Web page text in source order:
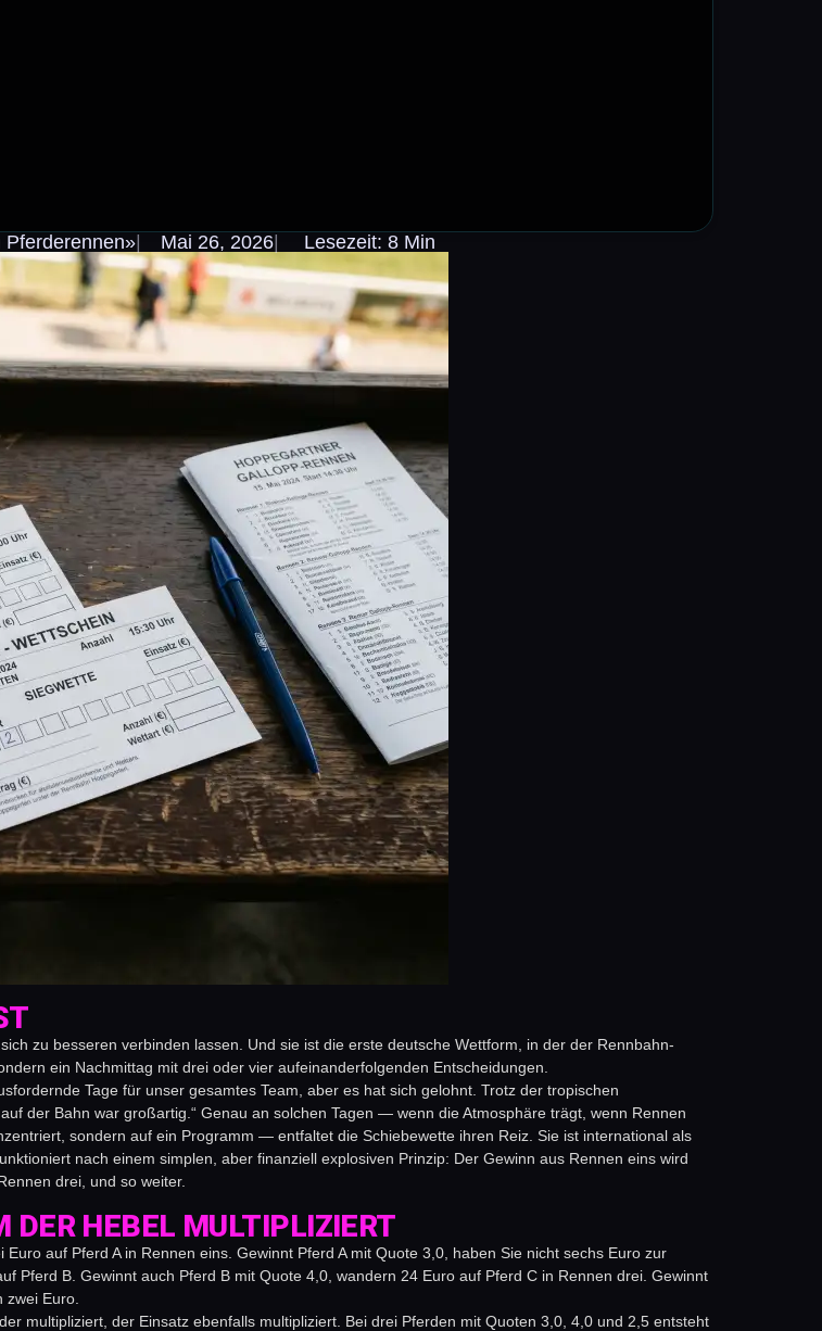
Pferderennen» Mai 26, 2026 Lesezeit: 8 Min
zu besseren verbinden lassen. Und sie ist die erste deutsche Wettform, in der der Rennbahn-
ein Nachmittag mit drei oder vier aufeinanderfolgenden Entscheidungen.
Tage für unser gesamtes Team, aber es hat sich gelohnt. Trotz der tropischen
der Bahn war großartig.“ Genau an solchen Tagen — wenn die Atmosphäre trägt, wenn Rennen
sondern auf ein Programm — entfaltet die Schiebewette ihren Reiz. Sie ist international als
nach einem simplen, aber finanziell explosiven Prinzip: Der Gewinn aus Rennen eins wird
drei, und so weiter.
DER HEBEL MULTIPLIZIERT
auf Pferd A in Rennen eins. Gewinnt Pferd A mit Quote 3,0, haben Sie nicht sechs Euro zur
Pferd B. Gewinnt auch Pferd B mit Quote 4,0, wandern 24 Euro auf Pferd C in Rennen drei. Gewinnt
Euro.
multipliziert, der Einsatz ebenfalls multipliziert. Bei drei Pferden mit Quoten 3,0, 4,0 und 2,5 entsteht